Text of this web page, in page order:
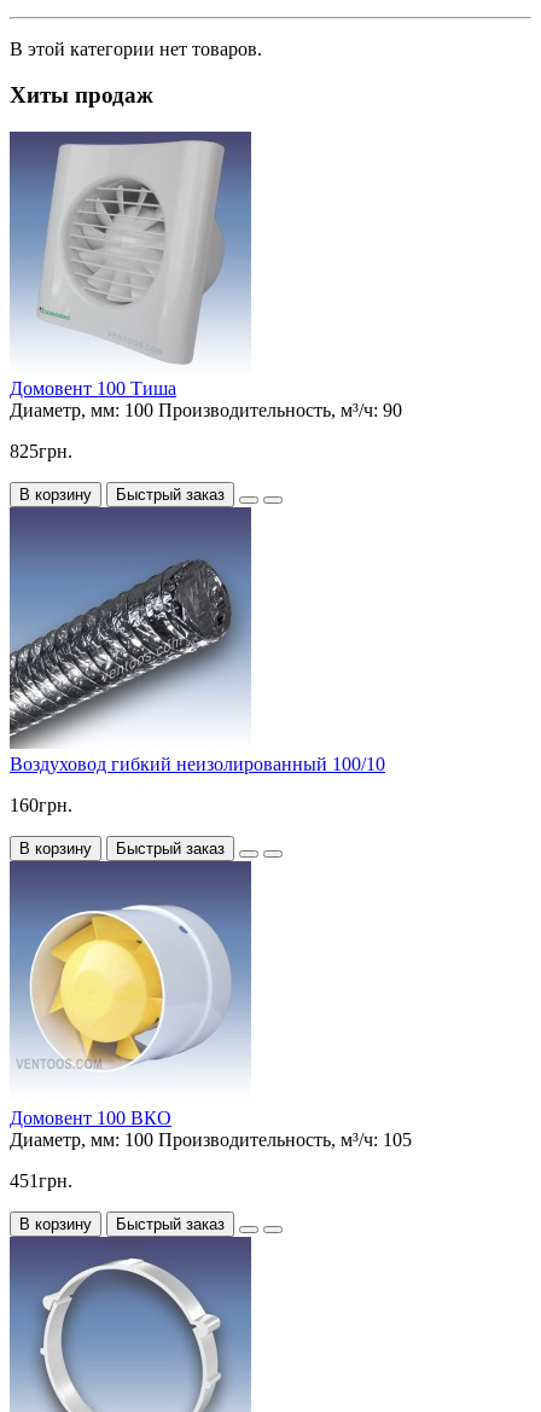
В этой категории нет товаров.
Хиты продаж
Домовент 100 Тиша
Диаметр, мм: 100 Производительность, м³/ч: 90
825грн.
В корзину Быстрый заказ
Воздуховод гибкий неизолированный 100/10
160грн.
В корзину Быстрый заказ
Домовент 100 ВКО
Диаметр, мм: 100 Производительность, м³/ч: 105
451грн.
В корзину Быстрый заказ